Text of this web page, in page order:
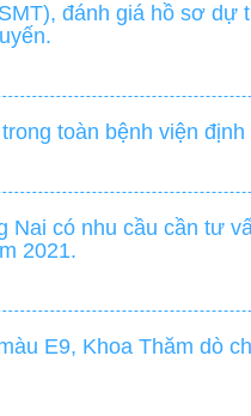
đánh giá hồ sơ dự
toàn bệnh viện
có nhu cầu cần tư
2021.
E9, Khoa Thăm dò